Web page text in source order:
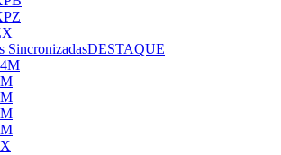
SincronizadasDESTAQUE